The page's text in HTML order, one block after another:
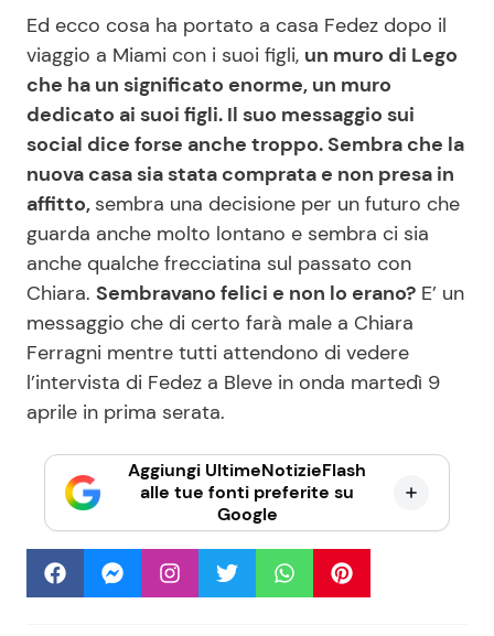
Ed ecco cosa ha portato a casa Fedez dopo il
viaggio a Miami con i suoi figli, un muro di Lego
che ha un significato enorme, un muro
dedicato ai suoi figli. Il suo messaggio sui
social dice forse anche troppo. Sembra che la
nuova casa sia stata comprata e non presa in
affitto, sembra una decisione per un futuro che
guarda anche molto lontano e sembra ci sia
anche qualche frecciatina sul passato con
Chiara. Sembravano felici e non lo erano? E’ un
messaggio che di certo farà male a Chiara
Ferragni mentre tutti attendono di vedere
l’intervista di Fedez a Bleve in onda martedì 9
aprile in prima serata.
Aggiungi UltimeNotizieFlash
alle tue fonti preferite su
Google